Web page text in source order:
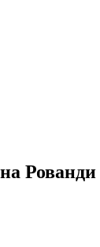
Рованди